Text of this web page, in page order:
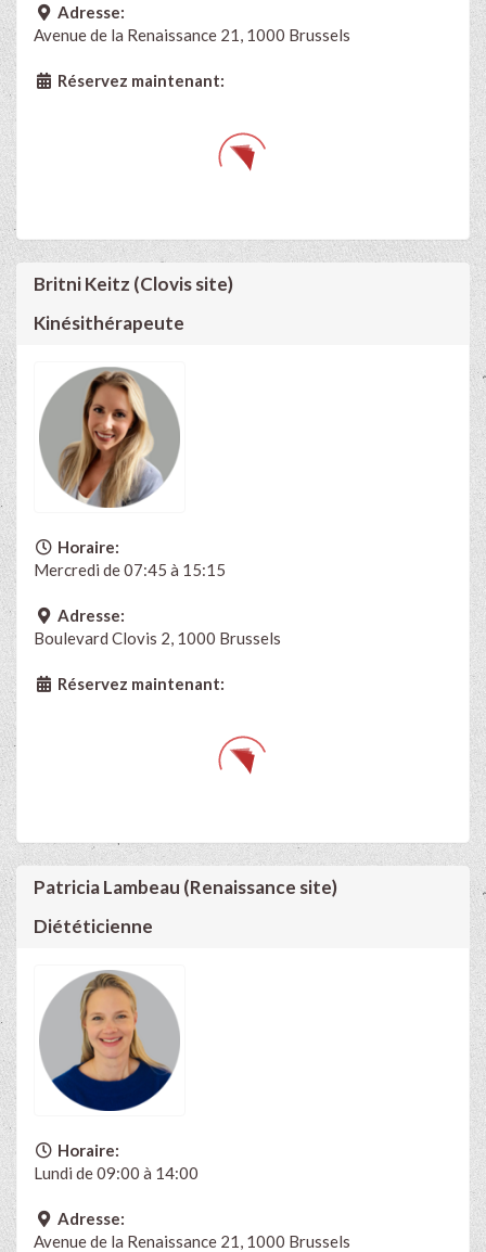
Adresse:
Avenue de la Renaissance 21, 1000 Brussels
Réservez maintenant:
Britni Keitz (Clovis site)
Kinésithérapeute
Horaire:
Mercredi de 07:45 à 15:15
Adresse:
Boulevard Clovis 2, 1000 Brussels
Réservez maintenant:
Patricia Lambeau (Renaissance site)
Diététicienne
Horaire:
Lundi de 09:00 à 14:00
Adresse:
Avenue de la Renaissance 21, 1000 Brussels